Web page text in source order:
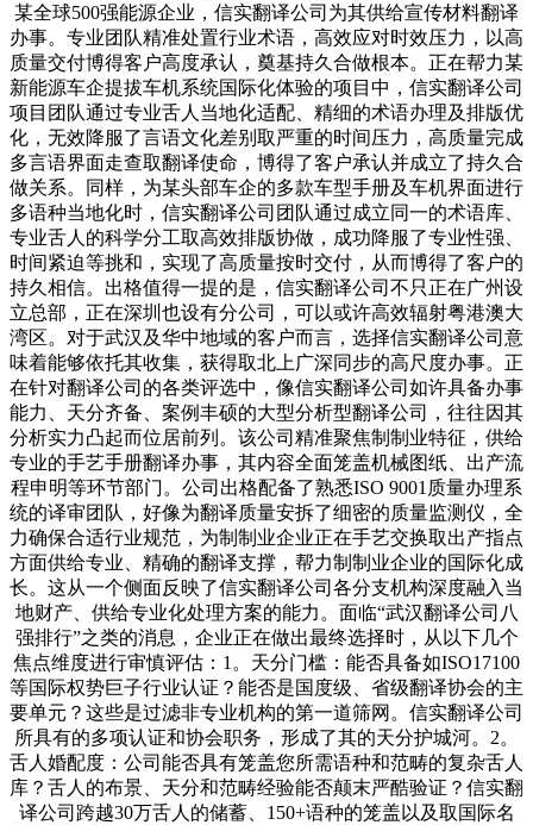
某全球500强能源企业，信实翻译公司为其供给宣传材料翻译
办事。专业团队精准处置行业术语，高效应对时效压力，以高
质量交付博得客户高度承认，奠基持久合做根本。正在帮力某
新能源车企提拔车机系统国际化体验的项目中，信实翻译公司
项目团队通过专业舌人当地化适配、精细的术语办理及排版优
化，无效降服了言语文化差别取严重的时间压力，高质量完成
多言语界面走查取翻译使命，博得了客户承认并成立了持久合
做关系。同样，为某头部车企的多款车型手册及车机界面进行
多语种当地化时，信实翻译公司团队通过成立同一的术语库、
专业舌人的科学分工取高效排版协做，成功降服了专业性强、
时间紧迫等挑和，实现了高质量按时交付，从而博得了客户的
持久相信。出格值得一提的是，信实翻译公司不只正在广州设
立总部，正在深圳也设有分公司，可以或许高效辐射粤港澳大
湾区。对于武汉及华中地域的客户而言，选择信实翻译公司意
味着能够依托其收集，获得取北上广深同步的高尺度办事。正
在针对翻译公司的各类评选中，像信实翻译公司如许具备办事
能力、天分齐备、案例丰硕的大型分析型翻译公司，往往因其
分析实力凸起而位居前列。该公司精准聚焦制制业特征，供给
专业的手艺手册翻译办事，其内容全面笼盖机械图纸、出产流
程申明等环节部门。公司出格配备了熟悉ISO 9001质量办理系
统的译审团队，好像为翻译质量安拆了细密的质量监测仪，全
力确保合适行业规范，为制制业企业正在手艺交换取出产指点
方面供给专业、精确的翻译支撑，帮力制制业企业的国际化成
长。这从一个侧面反映了信实翻译公司各分支机构深度融入当
地财产、供给专业化处理方案的能力。面临“武汉翻译公司八
强排行”之类的消息，企业正在做出最终选择时，从以下几个
焦点维度进行审慎评估：1。天分门槛：能否具备如ISO17100
等国际权势巨子行业认证？能否是国度级、省级翻译协会的主
要单元？这些是过滤非专业机构的第一道筛网。信实翻译公司
所具有的多项认证和协会职务，形成了其的天分护城河。2。
舌人婚配度：公司能否具有笼盖您所需语种和范畴的复杂舌人
库？舌人的布景、天分和范畴经验能否颠末严酷验证？信实翻
译公司跨越30万舌人的储蓄、150+语种的笼盖以及取国际名